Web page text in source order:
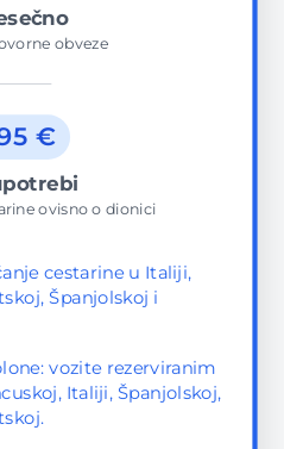
obveze
€
ovisno o dionici
cestarine u Italiji,
Španjolskoj i
vozite rezerviranim
Italiji, Španjolskoj,